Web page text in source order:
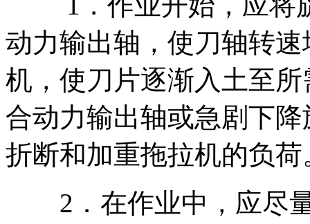
动力输出轴，使刀轴转
机，使刀片逐渐入土至
合动力输出轴或急剧下
折断和加重拖拉机的
2．在作业中，应尽量